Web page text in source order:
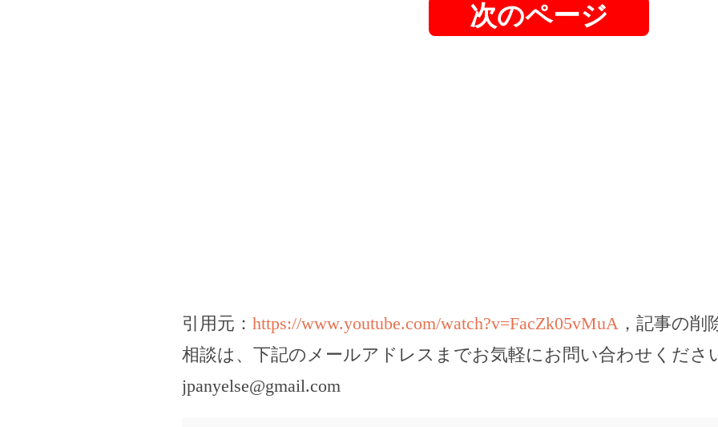
次のページ
引用元： https://www.youtube.com/watch?v=FacZk05vMuA ，記事の
相談は、下記のメールアドレスまでお気軽にお問い合わせくださ
jpanyelse@gmail.com